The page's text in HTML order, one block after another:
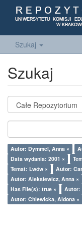
Szukaj
Szukaj
Autor: Dymmel, Anna ×
Data wydania: 2001 ×
Temat: Lwów ×
Autor:
Autor: Aleksiewicz, Anna ×
Has File(s): true ×
Autor:
Autor: Chlewicka, Aldona ×